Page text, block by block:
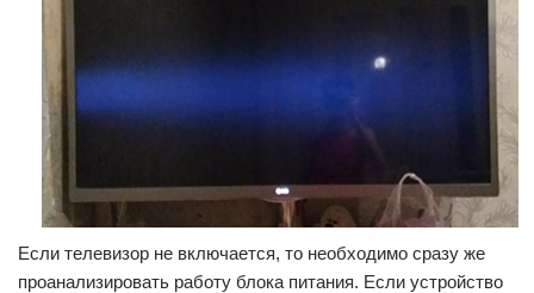
Если телевизор не включается, то необходимо сразу же
проанализировать работу блока питания. Если устройство